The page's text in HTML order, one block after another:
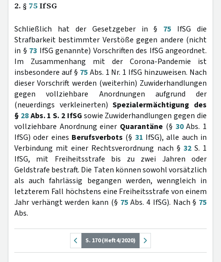
2. § 75IfSG
Schließlich hat der Gesetzgeber in § 75 IfSG die
Strafbarkeit bestimmter Verstöße gegen andere (nicht
in § 73 IfSG genannte) Vorschriften des IfSG angeordnet.
Im Zusammenhang mit der Corona-Pandemie ist
insbesondere auf § 75Abs. 1 Nr. 1 IfSG hinzuweisen. Nach
dieser Vorschrift werden (weiterhin) Zuwiderhandlungen
gegen vollziehbare Anordnungen aufgrund der
(neuerdings verkleinerten) Spezialermächtigung des
§ 28Abs. 1 S. 2 IfSGsowie Zuwiderhandlungen gegen die
vollziehbare Anordnung einer Quarantäne (§ 30Abs. 1
IfSG) oder eines Berufsverbots (§ 31 IfSG), alle auch in
Verbindung mit einer Rechtsverordnung nach § 32S. 1
IfSG, mit Freiheitsstrafe bis zu zwei Jahren oder
Geldstrafe bestraft. Die Taten können sowohl vorsätzlich
als auch fahrlässig begangen werden, wenngleich in
letzterem Fall höchstens eine Freiheitsstrafe von einem
Jahr verhängt werden kann (§ 75Abs. 4 IfSG). Nach § 75
Abs.
S. 170 (Heft 4/2020)